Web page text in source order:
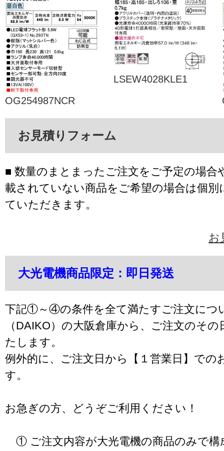
OG254987NCR
LSEW4028KLE1
お見積りフォーム
■ 数量のまとまったご注文をご予定の場合
載されていない商品をご希望の場合は個別
ていただきます。
お
大光電機商品限定：即日発送
下記①～④の条件を全て満たすご注文につ
（DAIKO）の大阪倉庫から、ご注文のそ
たします。
例外的に、ご注文日から【１営業日】での
す。
お急ぎの方、どうぞご利用ください！
① ご注文内容が大光電機の商品のみで構